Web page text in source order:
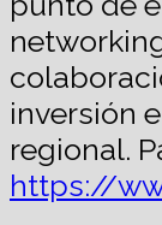
inversión
regional.
https://